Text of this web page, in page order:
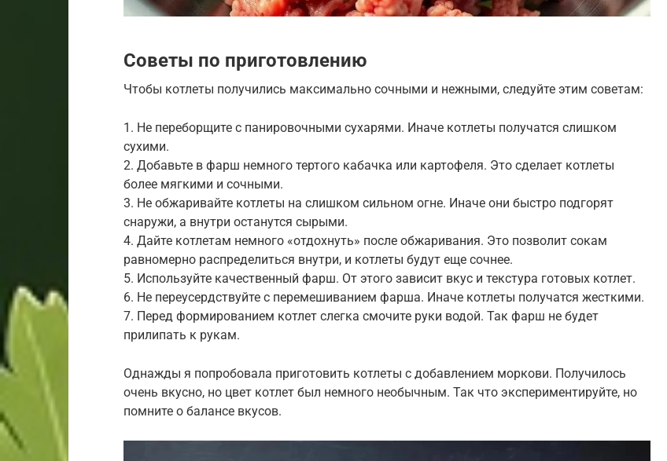
Советы по приготовлению
Чтобы котлеты получились максимально сочными и нежными, следуйте этим советам:
1. Не переборщите с панировочными сухарями. Иначе котлеты получатся слишком
сухими.
2. Добавьте в фарш немного тертого кабачка или картофеля. Это сделает котлеты
более мягкими и сочными.
3. Не обжаривайте котлеты на слишком сильном огне. Иначе они быстро подгорят
снаружи, а внутри останутся сырыми.
4. Дайте котлетам немного «отдохнуть» после обжаривания. Это позволит сокам
равномерно распределиться внутри, и котлеты будут еще сочнее.
5. Используйте качественный фарш. От этого зависит вкус и текстура готовых котлет.
6. Не переусердствуйте с перемешиванием фарша. Иначе котлеты получатся жесткими.
7. Перед формированием котлет слегка смочите руки водой. Так фарш не будет
прилипать к рукам.
Однажды я попробовала приготовить котлеты с добавлением моркови. Получилось
очень вкусно, но цвет котлет был немного необычным. Так что экспериментируйте, но
помните о балансе вкусов.